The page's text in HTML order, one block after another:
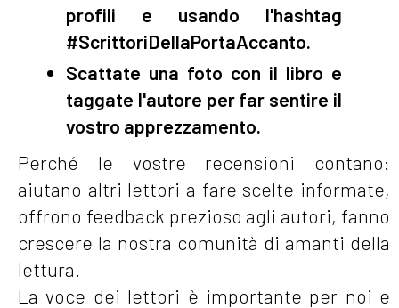
profili e usando l'hashtag
#ScrittoriDellaPortaAccanto.
Scattate una foto con il libro e
taggate l'autore per far sentire il
vostro apprezzamento.
Perché le vostre recensioni contano:
aiutano altri lettori a fare scelte informate,
offrono feedback prezioso agli autori, fanno
crescere la nostra comunità di amanti della
lettura.
La voce dei lettori è importante per noi e